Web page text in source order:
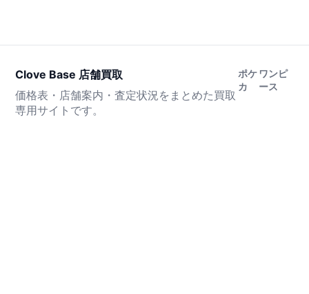
Clove Base 店舗買取
価格表・店舗案内・査定状況をまとめた買取
専用サイトです。
ポケ
カ
ワンピ
ース